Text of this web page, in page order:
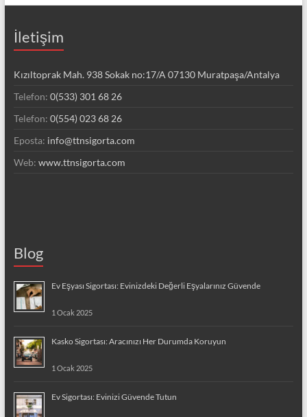
İletişim
Kızıltoprak Mah. 938 Sokak no:17/A 07130 Muratpaşa/Antalya
Telefon: 0(533) 301 68 26
Telefon: 0(554) 023 68 26
Eposta: info@ttnsigorta.com
Web: www.ttnsigorta.com
Blog
Ev Eşyası Sigortası: Evinizdeki Değerli Eşyalarınız Güvende
1 Ocak 2025
Kasko Sigortası: Aracınızı Her Durumda Koruyun
1 Ocak 2025
Ev Sigortası: Evinizi Güvende Tutun